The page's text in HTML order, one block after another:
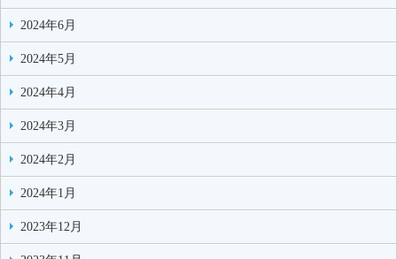
2024年6月
2024年5月
2024年4月
2024年3月
2024年2月
2024年1月
2023年12月